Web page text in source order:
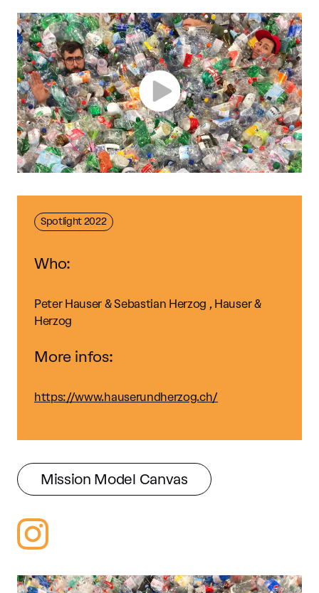
Spotlight 2022
Who:
Peter Hauser & Sebastian Herzog , Hauser &
Herzog
More infos:
https://www.hauserundherzog.ch/
Mission Model Canvas